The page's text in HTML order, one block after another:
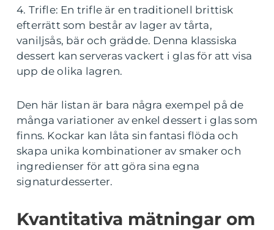
4. Trifle: En trifle är en traditionell brittisk
efterrätt som består av lager av tårta,
vaniljsås, bär och grädde. Denna klassiska
dessert kan serveras vackert i glas för att visa
upp de olika lagren.
Den här listan är bara några exempel på de
många variationer av enkel dessert i glas som
finns. Kockar kan låta sin fantasi flöda och
skapa unika kombinationer av smaker och
ingredienser för att göra sina egna
signaturdesserter.
Kvantitativa mätningar om